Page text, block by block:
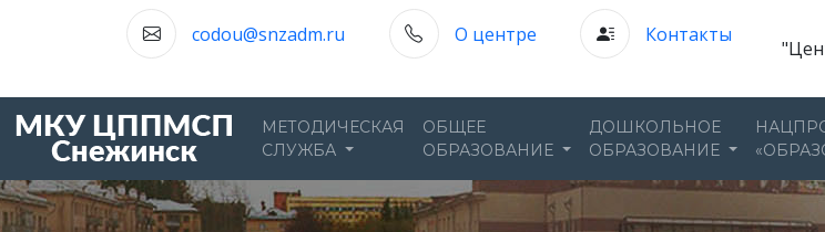
codou@snzadm.ru О центре Контакты
МЕТОДИЧЕСКАЯ
СЛУЖБА
ОБЩЕЕ
ОБРАЗОВАНИЕ
ДОШКОЛЬНОЕ
ОБРАЗОВАНИЕ